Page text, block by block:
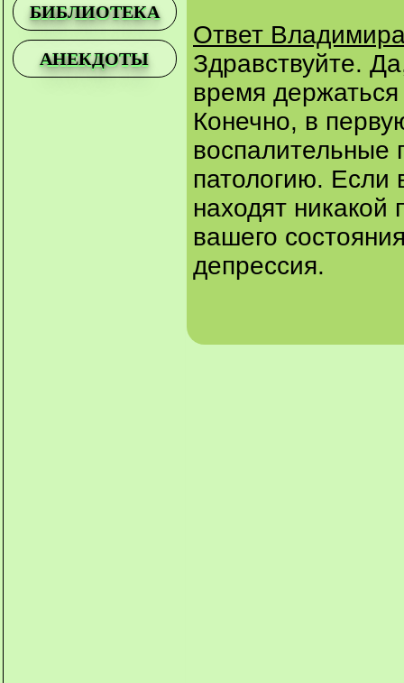
БИБЛИОТЕКА
АНЕКДОТЫ
Ответ
Здравствуйте.
время
Конечно, в
воспалительные
патологию. Если
находят никакой
вашего
депрессия.